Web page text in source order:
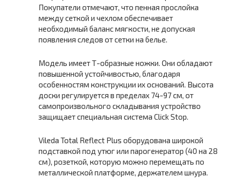
Покупатели отмечают, что пенная прослойка
между сеткой и чехлом обеспечивает
необходимый баланс мягкости, не допуская
появления следов от сетки на белье.
Модель имеет Т-образные ножки. Они обладают
повышенной устойчивостью, благодаря
особенностям конструкции их оснований. Высота
доски регулируется в пределах 74-97 см, от
самопроизвольного складывания устройство
защищает специальная система Click Stop.
Vileda Total Reflect Plus оборудована широкой
подставкой под утюг или парогенератор (40 на 28
см), розеткой, которую можно перемещать по
металлической платформе, держателем шнура.